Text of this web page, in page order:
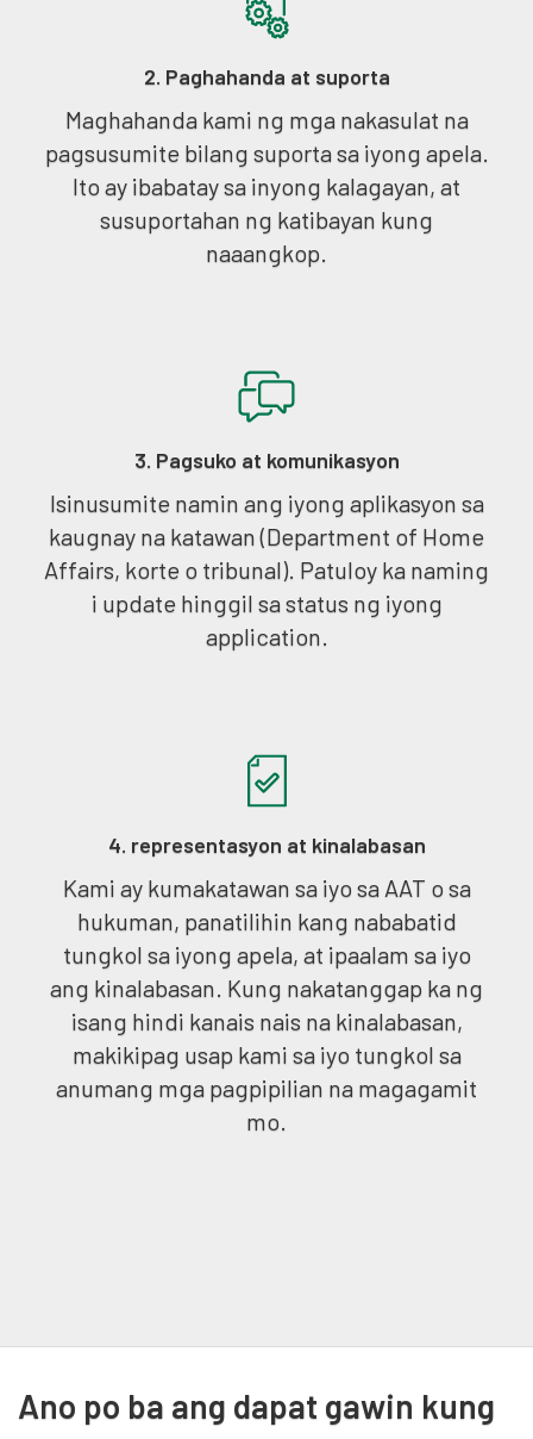
2. Paghahanda at suporta
Maghahanda kami ng mga nakasulat na
pagsusumite bilang suporta sa iyong apela.
Ito ay ibabatay sa inyong kalagayan, at
susuportahan ng katibayan kung
naaangkop.
3. Pagsuko at komunikasyon
Isinusumite namin ang iyong aplikasyon sa
kaugnay na katawan (Department of Home
Affairs, korte o tribunal). Patuloy ka naming
i update hinggil sa status ng iyong
application.
4. representasyon at kinalabasan
Kami ay kumakatawan sa iyo sa AAT o sa
hukuman, panatilihin kang nababatid
tungkol sa iyong apela, at ipaalam sa iyo
ang kinalabasan. Kung nakatanggap ka ng
isang hindi kanais nais na kinalabasan,
makikipag usap kami sa iyo tungkol sa
anumang mga pagpipilian na magagamit
mo.
Ano po ba ang dapat gawin kung